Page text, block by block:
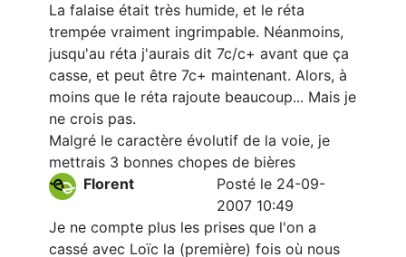
La falaise était très humide, et le réta
trempée vraiment ingrimpable. Néanmoins,
jusqu'au réta j'aurais dit 7c/c+ avant que ça
casse, et peut être 7c+ maintenant. Alors, à
moins que le réta rajoute beaucoup... Mais je
ne crois pas.
Malgré le caractère évolutif de la voie, je
mettrais 3 bonnes chopes de bières
Florent
Posté le 24-09-
2007 10:49
Je ne compte plus les prises que l'on a
cassé avec Loïc la (première) fois où nous